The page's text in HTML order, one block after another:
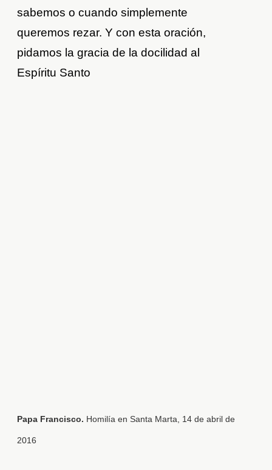
sabemos o cuando simplemente
queremos rezar. Y con esta oración,
pidamos la gracia de la docilidad al
Espíritu Santo
Papa Francisco. Homilía en Santa Marta, 14 de abril de
2016